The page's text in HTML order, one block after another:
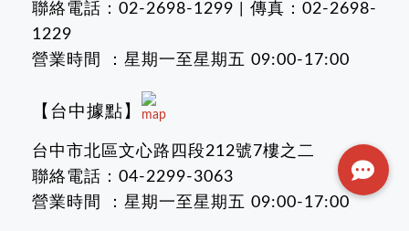
聯絡電話：02-2698-1299 | 傳真：02-2698-
1229
營業時間 ：星期一至星期五 09:00-17:00
【台中據點】
台中市北區文心路四段212號7樓之二
聯絡電話：04-2299-3063
營業時間 ：星期一至星期五 09:00-17:00